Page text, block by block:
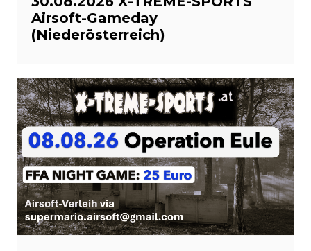
Airsoft-Gameday
(Niederösterreich)